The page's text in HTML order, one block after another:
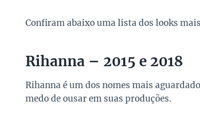
Confiram abaixo uma lista dos looks
Rihanna – 2015 e 2018
Rihanna é um dos nomes mais
medo de ousar em suas produções.